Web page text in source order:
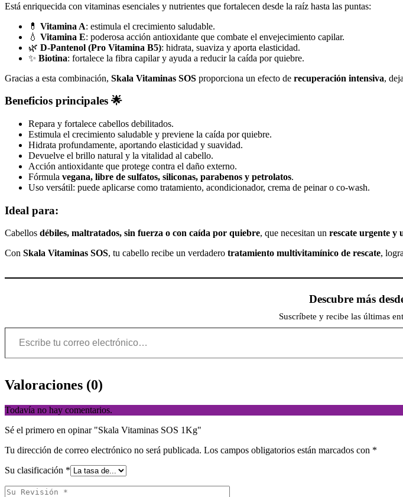
Está enriquecida con vitaminas esenciales y nutrientes que fortalecen desde la raíz hasta las puntas:
💊 Vitamina A: estimula el crecimiento saludable.
💧 Vitamina E: poderosa acción antioxidante que combate el envejecimiento capilar.
🌿 D-Pantenol (Pro Vitamina B5): hidrata, suaviza y aporta elasticidad.
✨ Biotina: fortalece la fibra capilar y ayuda a reducir la caída por quiebre.
Gracias a esta combinación, Skala Vitaminas SOS proporciona un efecto de recuperación intensiva,
Beneficios principales 🌟
Repara y fortalece cabellos debilitados.
Estimula el crecimiento saludable y previene la caída por quiebre.
Hidrata profundamente, aportando elasticidad y suavidad.
Devuelve el brillo natural y la vitalidad al cabello.
Acción antioxidante que protege contra el daño externo.
Fórmula vegana, libre de sulfatos, siliconas, parabenos y petrolatos.
Uso versátil: puede aplicarse como tratamiento, acondicionador, crema de peinar o co-wash.
Ideal para:
Cabellos débiles, maltratados, sin fuerza o con caída por quiebre, que necesitan un rescate urgente y
Con Skala Vitaminas SOS, tu cabello recibe un verdadero tratamiento multivitamínico de rescate,
Descubre más
Suscríbete y recibe las últimas
Valoraciones (0)
Todavía no hay comentarios.
Sé el primero en opinar "Skala Vitaminas SOS 1Kg"
Tu dirección de correo electrónico no será publicada. Los campos obligatorios están marcados con *
Su clasificación *